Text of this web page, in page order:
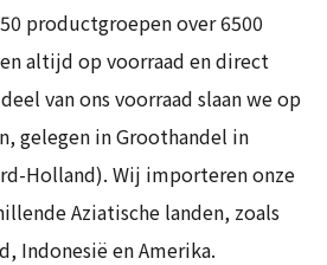
productgroepen over 6500
altijd op voorraad en direct
van ons voorraad slaan we op
gelegen in Groothandel in
Holland). Wij importeren onze
Aziatische landen, zoals
Indonesië en Amerika.